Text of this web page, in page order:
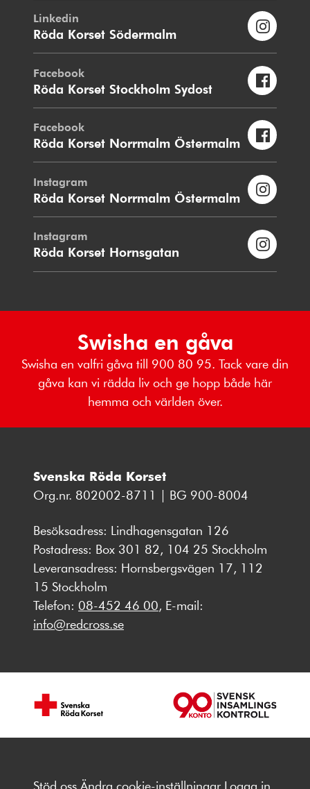
Linkedin
Röda Korset Södermalm
Facebook
Röda Korset Stockholm Sydost
Facebook
Röda Korset Norrmalm Östermalm
Instagram
Röda Korset Norrmalm Östermalm
Instagram
Röda Korset Hornsgatan
Swisha en gåva
Swisha en valfri gåva till 900 80 95. Tack vare din
gåva kan vi rädda liv och ge hopp både här
hemma och världen över.
Svenska Röda Korset
Org.nr. 802002-8711 | BG 900-8004
Besöksadress: Lindhagensgatan 126
Postadress: Box 301 82, 104 25 Stockholm
Leveransadress: Hornsbergsvägen 17, 112
15 Stockholm
Telefon: 08-452 46 00, E-mail:
info@redcross.se
Stöd oss Ändra cookie-inställningar Logga in